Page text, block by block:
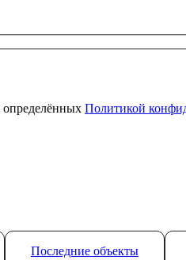
Политикой
Последние объекты